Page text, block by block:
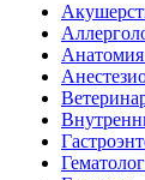
Анатомия